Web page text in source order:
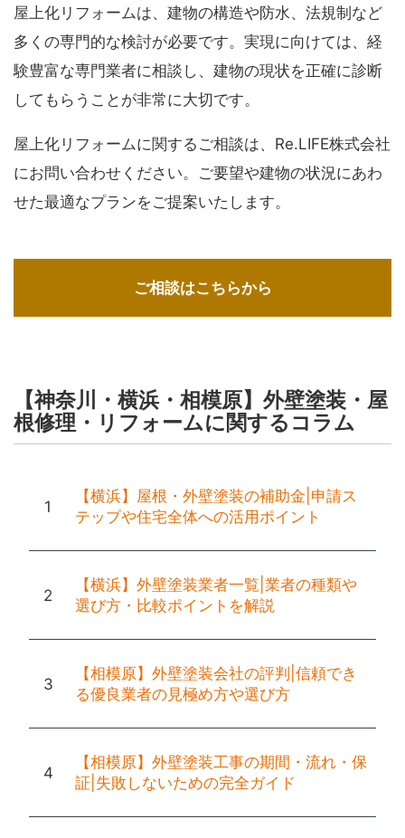
屋上化リフォームは、建物の構造や防水、法規制など
多くの専門的な検討が必要です。実現に向けては、経
験豊富な専門業者に相談し、建物の現状を正確に診断
してもらうことが非常に大切です。
屋上化リフォームに関するご相談は、Re.LIFE株式会社
にお問い合わせください。ご要望や建物の状況にあわ
せた最適なプランをご提案いたします。
ご相談はこちらから
【神奈川・横浜・相模原】外壁塗装・屋
根修理・リフォームに関するコラム
【横浜】屋根・外壁塗装の補助金|申請ス
テップや住宅全体への活用ポイント
【横浜】外壁塗装業者一覧|業者の種類や
選び方・比較ポイントを解説
【相模原】外壁塗装会社の評判|信頼でき
る優良業者の見極め方や選び方
【相模原】外壁塗装工事の期間・流れ・保
証|失敗しないための完全ガイド